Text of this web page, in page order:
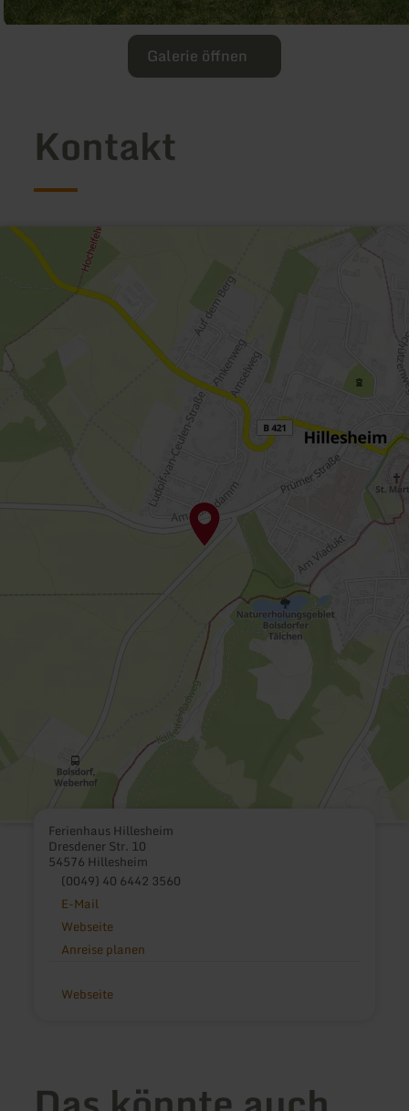
Galerie öffnen
Kontakt
Ferienhaus Hillesheim
Dresdener Str. 10
54576 Hillesheim
(0049) 40 6442 3560
E-Mail
Webseite
Anreise planen
Webseite